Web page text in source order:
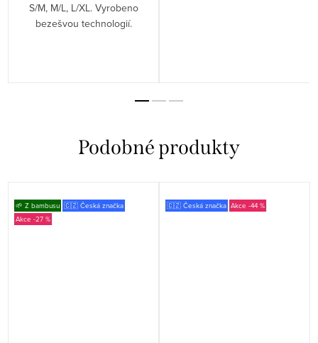
S/M, M/L, L/XL. Vyrobeno
bezešvou technologií.
🌱 Z bambusu 🇨🇿 Česká značka
-27 %
🇨🇿 Česká značka -44 %